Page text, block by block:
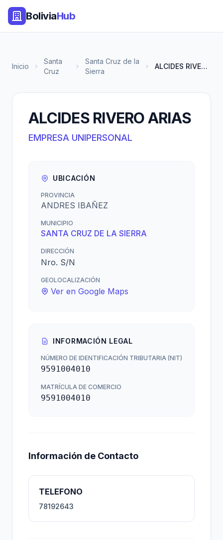
BoliviaHub
Inicio
Santa
Cruz
Santa Cruz de la
Sierra
ALCIDES RIVERO ARIAS
ALCIDES RIVERO ARIAS
EMPRESA UNIPERSONAL
UBICACIÓN
PROVINCIA
ANDRES IBAÑEZ
MUNICIPIO
SANTA CRUZ DE LA SIERRA
DIRECCIÓN
Nro. S/N
GEOLOCALIZACIÓN
Ver en Google Maps
INFORMACIÓN LEGAL
NÚMERO DE IDENTIFICACIÓN TRIBUTARIA (NIT)
9591004010
MATRÍCULA DE COMERCIO
9591004010
Información de Contacto
TELEFONO
78192643